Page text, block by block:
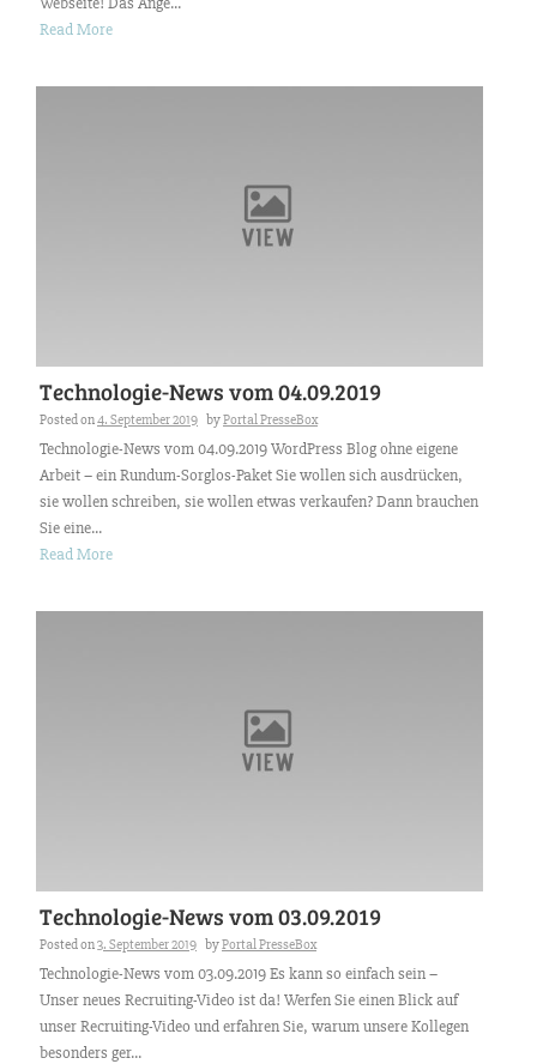
Read More
Technologie-News vom 04.09.2019
Posted on4. September 2019 byPortal PresseBox
Technologie-News vom 04.09.2019 WordPress Blog ohne eigene
Arbeit – ein Rundum-Sorglos-Paket Sie wollen sich ausdrücken,
sie wollen schreiben, sie wollen etwas verkaufen? Dann brauchen
Sie eine...
Read More
Technologie-News vom 03.09.2019
Posted on3. September 2019 byPortal PresseBox
Technologie-News vom 03.09.2019 Es kann so einfach sein –
Unser neues Recruiting-Video ist da! Werfen Sie einen Blick auf
unser Recruiting-Video und erfahren Sie, warum unsere Kollegen
besonders ger...